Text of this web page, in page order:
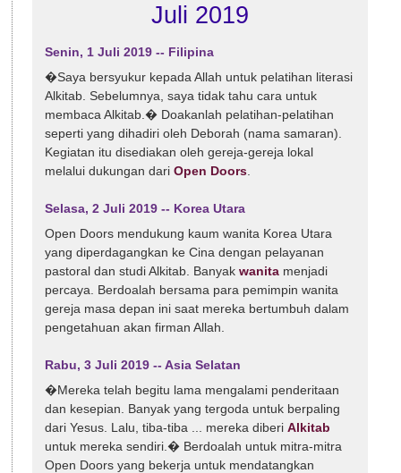
Juli 2019
Senin, 1 Juli 2019 -- Filipina
�Saya bersyukur kepada Allah untuk pelatihan literasi
Alkitab. Sebelumnya, saya tidak tahu cara untuk
membaca Alkitab.� Doakanlah pelatihan-pelatihan
seperti yang dihadiri oleh Deborah (nama samaran).
Kegiatan itu disediakan oleh gereja-gereja lokal
melalui dukungan dari Open Doors.
Selasa, 2 Juli 2019 -- Korea Utara
Open Doors mendukung kaum wanita Korea Utara
yang diperdagangkan ke Cina dengan pelayanan
pastoral dan studi Alkitab. Banyak wanitamenjadi
percaya. Berdoalah bersama para pemimpin wanita
gereja masa depan ini saat mereka bertumbuh dalam
pengetahuan akan firman Allah.
Rabu, 3 Juli 2019 -- Asia Selatan
�Mereka telah begitu lama mengalami penderitaan
dan kesepian. Banyak yang tergoda untuk berpaling
dari Yesus. Lalu, tiba-tiba ... mereka diberi Alkitab
untuk mereka sendiri.� Berdoalah untuk mitra-mitra
Open Doors yang bekerja untuk mendatangkan